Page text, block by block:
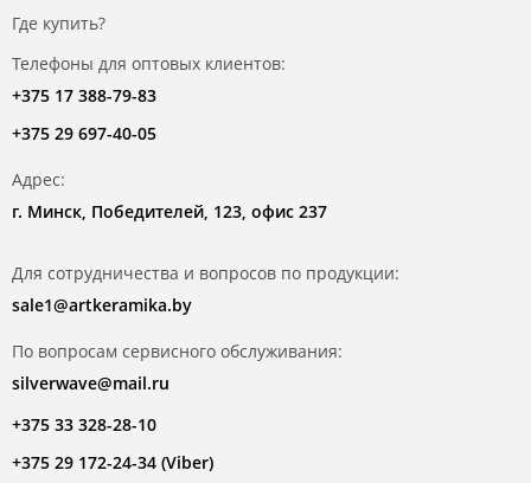
Где купить?
Телефоны для оптовых клиентов:
+375 17 388-79-83
+375 29 697-40-05
Адрес:
г. Минск, Победителей, 123, офис 237
Для сотрудничества и вопросов по продукции:
sale1@artkeramika.by
По вопросам сервисного обслуживания:
silverwave@mail.ru
+375 33 328-28-10
+375 29 172-24-34 (Viber)